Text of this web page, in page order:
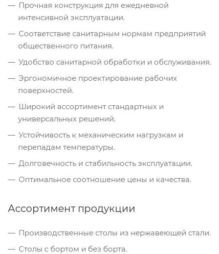
Прочная конструкция для ежедневной
интенсивной эксплуатации.
Соответствие санитарным нормам предприятий
общественного питания.
Удобство санитарной обработки и обслуживания.
Эргономичное проектирование рабочих
поверхностей.
Широкий ассортимент стандартных и
универсальных решений.
Устойчивость к механическим нагрузкам и
перепадам температуры.
Долговечность и стабильность эксплуатации.
Оптимальное соотношение цены и качества.
Ассортимент продукции
Производственные столы из нержавеющей стали.
Столы с бортом и без борта.